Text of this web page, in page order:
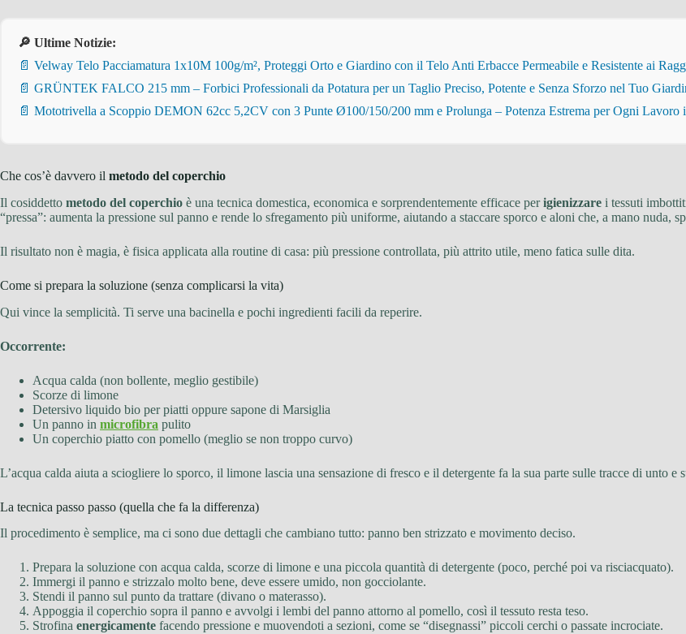
🔎 Ultime Notizie:
📄 Velway Telo Pacciamatura 1x10M 100g/m², Proteggi Orto e Giardino con il Telo Anti Erbacce Permeabile e Resistente ai
📄 GRÜNTEK FALCO 215 mm – Forbici Professionali da Potatura per un Taglio Preciso, Potente e Senza Sforzo nel Tuo
📄 Mototrivella a Scoppio DEMON 62cc 5,2CV con 3 Punte Ø100/150/200 mm e Prolunga – Potenza Estrema per Ogni Lavoro
Che cos’è davvero il metodo del coperchio
Il cosiddetto metodo del coperchio è una tecnica domestica, economica e sorprendentemente efficace perigienizzare i tessuti
“pressa”: aumenta la pressione sul panno e rende lo sfregamento più uniforme, aiutando a staccare sporco e aloni che, a mano nuda,
Il risultato non è magia, è fisica applicata alla routine di casa: più pressione controllata, più attrito utile, meno fatica sulle dita.
Come si prepara la soluzione (senza complicarsi la vita)
Qui vince la semplicità. Ti serve una bacinella e pochi ingredienti facili da reperire.
Occorrente:
Acqua calda (non bollente, meglio gestibile)
Scorze di limone
Detersivo liquido bio per piatti oppure sapone di Marsiglia
Un panno in microfibra pulito
Un coperchio piatto con pomello (meglio se non troppo curvo)
L’acqua calda aiuta a sciogliere lo sporco, il limone lascia una sensazione di fresco e il detergente fa la sua parte sulle tracce di unto e
La tecnica passo passo (quella che fa la differenza)
Il procedimento è semplice, ma ci sono due dettagli che cambiano tutto: panno ben strizzato e movimento deciso.
Prepara la soluzione con acqua calda, scorze di limone e una piccola quantità di detergente (poco, perché poi va risciacquato).
Immergi il panno e strizzalo molto bene, deve essere umido, non gocciolante.
Stendi il panno sul punto da trattare (divano o materasso).
Appoggia il coperchio sopra il panno e avvolgi i lembi del panno attorno al pomello, così il tessuto resta teso.
Strofina energicamente facendo pressione e muovendoti a sezioni, come se “disegnassi” piccoli cerchi o passate incrociate.